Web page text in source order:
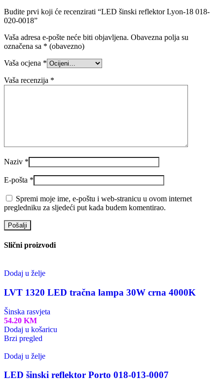
Budite prvi koji će recenzirati “LED šinski reflektor Lyon-18 018-
020-0018”
Vaša adresa e-pošte neće biti objavljena. Obavezna polja su
označena sa * (obavezno)
Vaša ocjena *
Vaša recenzija *
Naziv *
E-pošta *
Spremi moje ime, e-poštu i web-stranicu u ovom internet
pregledniku za sljedeći put kada budem komentirao.
Slični proizvodi
Dodaj u želje
LVT 1320 LED tračna lampa 30W crna 4000K
Šinska rasvjeta
54.20 KM
Dodaj u košaricu
Brzi pregled
Dodaj u želje
LED šinski reflektor Porto 018-013-0007